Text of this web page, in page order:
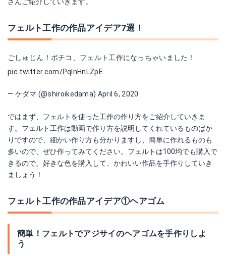
フェルト工作の作品アイデア7選！
ごしゅじん！ポチコ、フェルト工作になっちゃいました！
pic.twitter.com/PqInHnLZpE
— ケダマ (@shiroikedama) April 6, 2020
ではまず、フェルトを使った工作の作り方をご紹介していきま
す。フェルト工作は動画で作り方を説明してくれているものばか
りですので、細かい作り方も分かりますし、簡単に作れるものも
多いので、ぜひ作ってみてください。フェルトは100均でも購入で
きるので、好きな色を購入して、かわいい作品を手作りしていき
ましょう！
フェルト工作の作品アイデア①ヘアゴム
簡単！フェルトでアジサイのヘアゴムを手作りしよ
う